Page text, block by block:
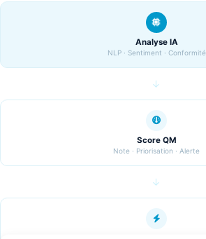
Analyse IA
NLP · Sentiment · Conformité
→
Score QM
Note · Priorisation · Alerte
→